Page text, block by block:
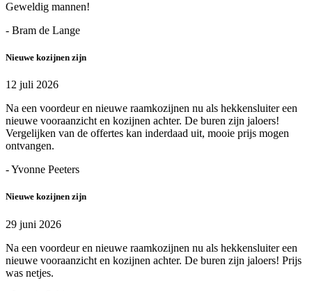
Geweldig mannen!
- Bram de Lange
Nieuwe kozijnen zijn
12 juli 2026
Na een voordeur en nieuwe raamkozijnen nu als hekkensluiter een
nieuwe vooraanzicht en kozijnen achter. De buren zijn jaloers!
Vergelijken van de offertes kan inderdaad uit, mooie prijs mogen
ontvangen.
- Yvonne Peeters
Nieuwe kozijnen zijn
29 juni 2026
Na een voordeur en nieuwe raamkozijnen nu als hekkensluiter een
nieuwe vooraanzicht en kozijnen achter. De buren zijn jaloers! Prijs
was netjes.